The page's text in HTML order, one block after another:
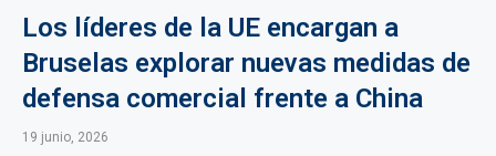
Los líderes de la UE encargan a
Bruselas explorar nuevas medidas de
defensa comercial frente a China
19 junio, 2026